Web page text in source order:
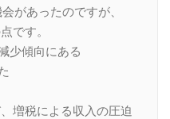
があったのですが、
です。
少傾向にある
増税による収入の圧迫